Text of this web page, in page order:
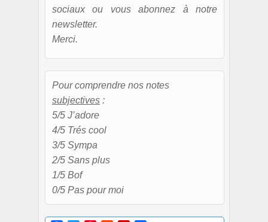
sociaux ou vous abonnez à notre
newsletter.
Merci.
Pour comprendre nos notes
subjectives :
5/5 J’adore
4/5 Trés cool
3/5 Sympa
2/5 Sans plus
1/5 Bof
0/5 Pas pour moi